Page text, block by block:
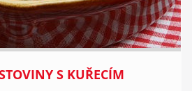
S KUŘECÍM